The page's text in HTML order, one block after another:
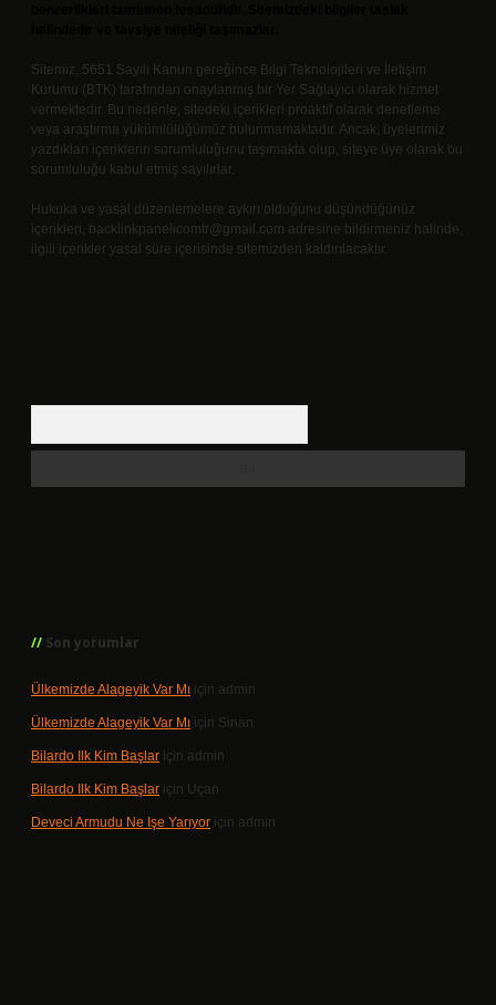
Sitemiz, 5651 Sayılı Kanun gereğince Bilgi Teknolojileri ve İletişim
Kurumu (BTK) tarafından onaylanmış bir Yer Sağlayıcı olarak hizmet
vermektedir. Bu nedenle, sitedeki içerikleri proaktif olarak denetleme
veya araştırma yükümlülüğümüz bulunmamaktadır. Ancak, üyelerimiz
yazdıkları içeriklerin sorumluluğunu taşımakta olup, siteye üye olarak bu
sorumluluğu kabul etmiş sayılırlar.
Hukuka ve yasal düzenlemelere aykırı olduğunu düşündüğünüz
içerikleri, backlinkpanelicomtr@gmail.com adresine bildirmeniz halinde,
ilgili içerikler yasal süre içerisinde sitemizden kaldırılacaktır.
Son yorumlar
Ülkemizde Alageyik Var Mı için admin
Ülkemizde Alageyik Var Mı için Sinan
Bilardo Ilk Kim Başlar için admin
Bilardo Ilk Kim Başlar için Uçan
Deveci Armudu Ne Işe Yarıyor için admin